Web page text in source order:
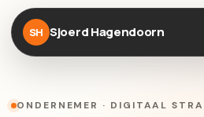
SH Sjoerd Hagendoorn
ONDERNEMER · DIGITAAL